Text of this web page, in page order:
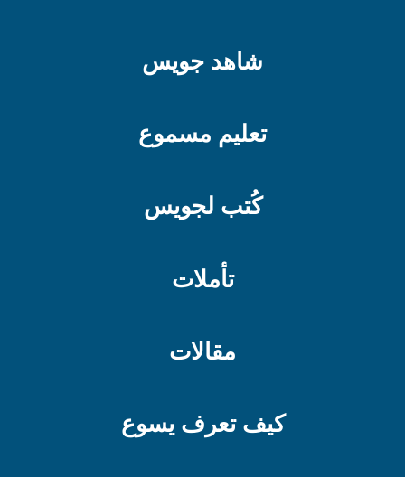
شاهد جويس
تعليم مسموع
كُتب لجويس
تأملات
مقالات
كيف تعرف يسوع